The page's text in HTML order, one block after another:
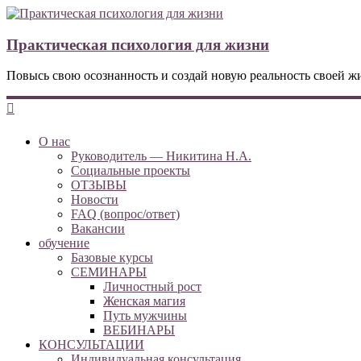
Практическая психология для жизни
Повысь свою осознанность и создай новую реальность своей
О нас
Руководитель — Никитина Н.А.
Социальные проекты
ОТЗЫВЫ
Новости
FAQ (вопрос/ответ)
Вакансии
обучение
Базовые курсы
СЕМИНАРЫ
Личностный рост
Женская магия
Путь мужчины
ВЕБИНАРЫ
КОНСУЛЬТАЦИИ